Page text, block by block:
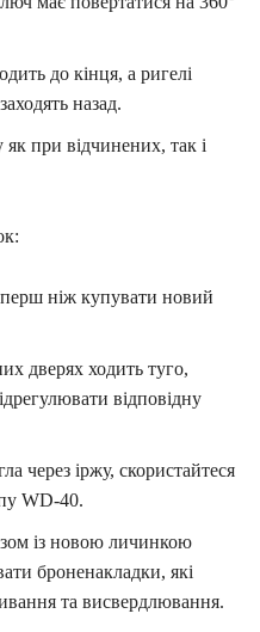
до кінця, а ригелі
назад.
як при відчинених, так і
перш ніж купувати новий
дверях ходить туго,
відповідну
через іржу, скористайтеся
WD-40.
із новою личинкою
броненакладки, які
та висвердлювання.